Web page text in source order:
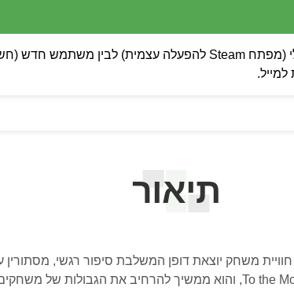
תיאור
חוויית משחק יוצאת דופן המשלבת סיפור רגשי,